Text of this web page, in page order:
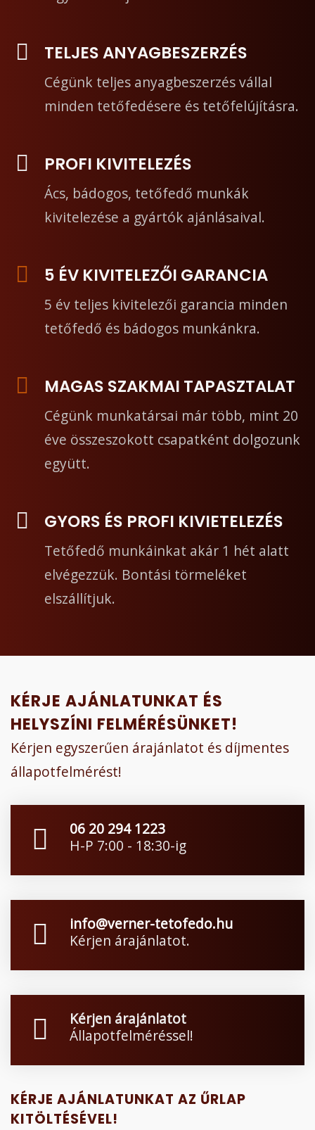
TELJES ANYAGBESZERZÉS
Cégünk teljes anyagbeszerzés vállal
minden tetőfedésere és tetőfelújításra.
PROFI KIVITELEZÉS
Ács, bádogos, tetőfedő munkák
kivitelezése a gyártók ajánlásaival.
5 ÉV KIVITELEZŐI GARANCIA
5 év teljes kivitelezői garancia minden
tetőfedő és bádogos munkánkra.
MAGAS SZAKMAI TAPASZTALAT
Cégünk munkatársai már több, mint 20
éve összeszokott csapatként dolgozunk
együtt.
GYORS ÉS PROFI KIVIETELEZÉS
Tetőfedő munkáinkat akár 1 hét alatt
elvégezzük. Bontási törmeléket
elszállítjuk.
KÉRJE AJÁNLATUNKAT ÉS
HELYSZÍNI FELMÉRÉSÜNKET!
Kérjen egyszerűen árajánlatot és díjmentes
állapotfelmérést!
06 20 294 1223
H-P 7:00 - 18:30-ig
info@verner-tetofedo.hu
Kérjen árajánlatot.
Kérjen árajánlatot
Állapotfelméréssel!
KÉRJE AJÁNLATUNKAT AZ ŰRLAP
KITÖLTÉSÉVEL!